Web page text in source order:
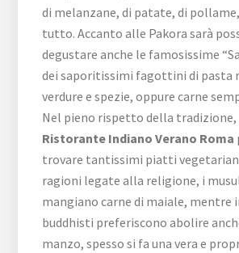
di melanzane, di patate, di
tutto. Accanto alle Pakora sarà
degustare anche le famosissime
dei saporitissimi fagottini di pasta
verdure e spezie, oppure carne
Nel pieno rispetto della
Ristorante Indiano Verano Roma
trovare tantissimi piatti
ragioni legate alla religione, i
mangiano carne di maiale, mentre
buddhisti preferiscono abolire
manzo, spesso si fa una vera e